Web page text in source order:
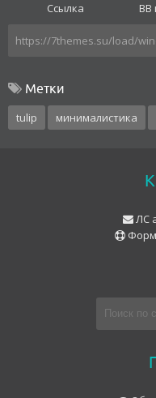
Ссылка BB
Метки
tulip минималистика
ЛС